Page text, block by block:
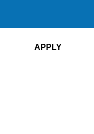
APPLY